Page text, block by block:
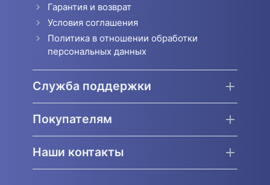
Гарантия и возврат
Условия соглашения
Политика в отношении обработки
персональных данных
Служба поддержки
Покупателям
Наши контакты